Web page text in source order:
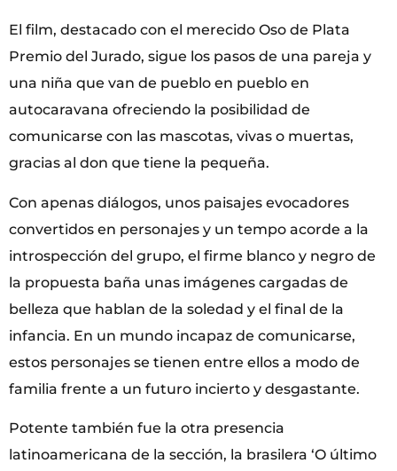
El film, destacado con el merecido Oso de Plata
Premio del Jurado, sigue los pasos de una pareja y
una niña que van de pueblo en pueblo en
autocaravana ofreciendo la posibilidad de
comunicarse con las mascotas, vivas o muertas,
gracias al don que tiene la pequeña.
Con apenas diálogos, unos paisajes evocadores
convertidos en personajes y un tempo acorde a la
introspección del grupo, el firme blanco y negro de
la propuesta baña unas imágenes cargadas de
belleza que hablan de la soledad y el final de la
infancia. En un mundo incapaz de comunicarse,
estos personajes se tienen entre ellos a modo de
familia frente a un futuro incierto y desgastante.
Potente también fue la otra presencia
latinoamericana de la sección, la brasilera ‘O último